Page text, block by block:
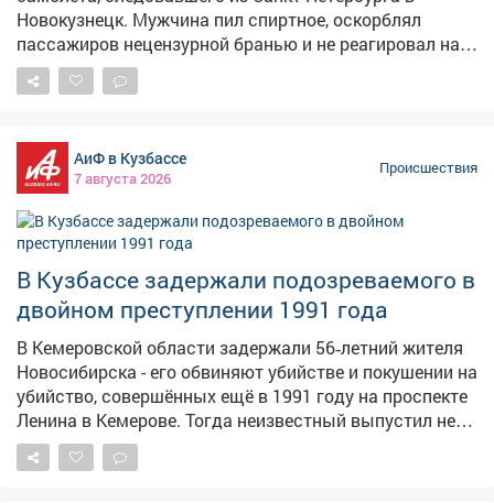
Адвокат подал апелляционную жалобу, однако
Кемеровский областной суд оставил постановление
без изменения, а жалобу – без удовлетворения. Об
этом сообщили в пресс-центре судов и УСД в
Новокузнецк. Мужчина пил спиртное, оскорблял
пассажиров нецензурной бранью и не реагировал на
замечания экипажа. Сообщение о неадекватном
пассажире поступило в линейный пункт полиции в
рейсе, вылетевшем из Санкт-Петербурга.
Представитель авиакомпании отказал 35-летнему
жителю Мысков в дальнейшем перелете из-за его
поведения. Транспортные полицейские установили: в
ходе полета мужчина оскорблял окружающих с
замечания работников авиакомпании, проявлял
агрессию и распивал спиртные напитки прямо в
освидетельствование подтвердило алкогольное
опьянение. В отношении дебошира составили
протокол по ч. 1 ст. 20.1 КоАП РФ "Мелкое
хулиганство" и назначили административный штраф.
АиФ в Кузбассе
7 августа 2026
Происшествия
В Кузбассе задержали подозреваемого в
двойном преступлении 1991 года
В Кемеровской области задержали 56‑летний жителя
Новосибирска - его обвиняют убийстве и покушении на
убийство, совершённых ещё в 1991 году на проспекте
Ленина в Кемерове. Тогда неизвестный выпустил не
менее двух пуль из огнестрельного оружия в двух
мужчин. Один из пострадавших скончался на месте,